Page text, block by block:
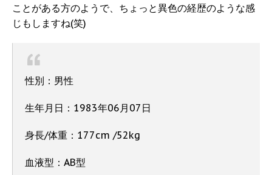
ことがある方のようで、ちょっと異色の経歴のような感
じもしますね(笑)
性別：男性
生年月日：1983年06月07日
身長/体重：177cm /52kg
血液型：AB型